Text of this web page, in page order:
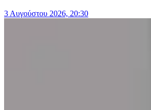
3 Αυγούστου 2026, 20:30